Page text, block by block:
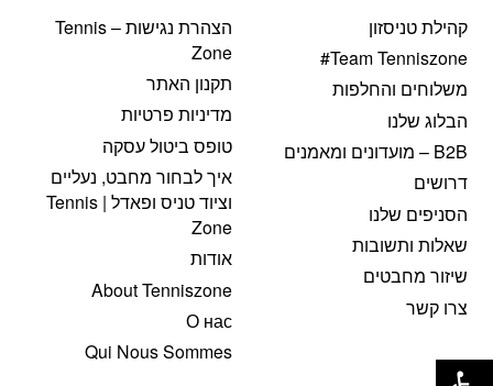
קהילת טניסזון
Team Tenniszone#
משלוחים והחלפות
הבלוג שלנו
B2B – מועדונים ומאמנים
דרושים
הסניפים שלנו
שאלות ותשובות
שיזור מחבטים
צרו קשר
הצהרת נגישות – Tennis
Zone
תקנון האתר
מדיניות פרטיות
טופס ביטול עסקה
איך לבחור מחבט, נעליים
וציוד טניס ופאדל | Tennis
Zone
אודות
About Tenniszone
О нас
Qui Nous Sommesפתח סרגל נגישות